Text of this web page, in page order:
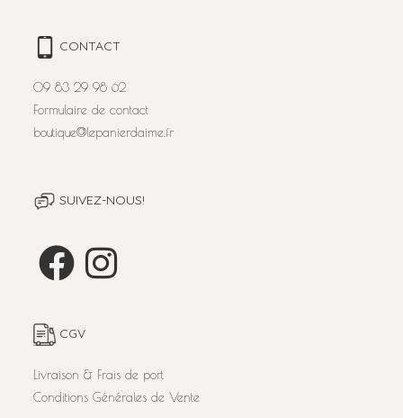
CONTACT
09 83 29 98 62
Formulaire de contact
boutique@lepanierdaime.fr
SUIVEZ-NOUS!
CGV
Livraison & Frais de port
Conditions Générales de Vente